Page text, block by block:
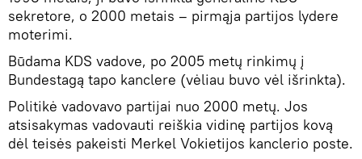
sekretore, o 2000 metais – pirmąja partijos lydere
moterimi.
Būdama KDS vadove, po 2005 metų rinkimų į
Bundestagą tapo kanclere (vėliau buvo vėl išrinkta).
Politikė vadovavo partijai nuo 2000 metų. Jos
atsisakymas vadovauti reiškia vidinę partijos kovą
dėl teisės pakeisti Merkel Vokietijos kanclerio poste.